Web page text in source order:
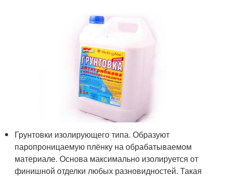
Грунтовки изолирующего типа. Образуют
паропроницаемую плёнку на обрабатываемом
материале. Основа максимально изолируется от
финишной отделки любых разновидностей. Такая